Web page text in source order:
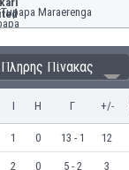
Tupapa Maraerenga
Πλήρης Πίνακας
Ι Η Γ +/-
1 0 13 - 1 12
2 0 5 - 2 3